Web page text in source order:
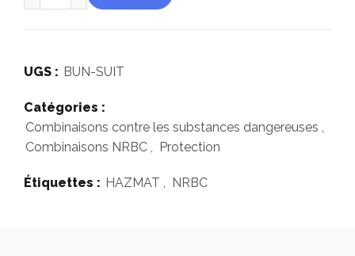
UGS : BUN-SUIT
Catégories :
Combinaisons contre les substances dangereuses
Combinaisons NRBC
Protection
Étiquettes : HAZMAT NRBC